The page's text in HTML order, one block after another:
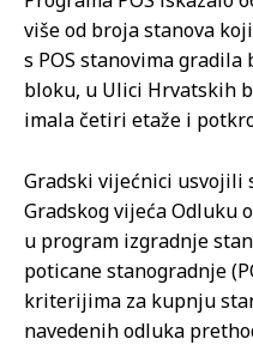
više od broja stanova
s POS stanovima gradila
bloku, u Ulici Hrvatskih
imala četiri etaže i
Gradski vijećnici usvojili
Gradskog vijeća Odluku
u program izgradnje
poticane stanogradnje
kriterijima za kupnju
navedenih odluka